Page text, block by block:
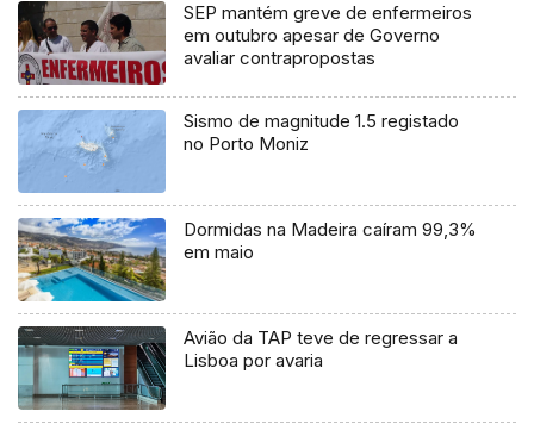
SEP mantém greve de enfermeiros
em outubro apesar de Governo
avaliar contrapropostas
Sismo de magnitude 1.5 registado
no Porto Moniz
Dormidas na Madeira caíram 99,3%
em maio
Avião da TAP teve de regressar a
Lisboa por avaria